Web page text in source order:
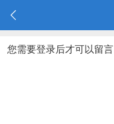
您需要登录后才可以留言